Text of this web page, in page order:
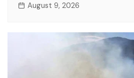
August 9, 2026